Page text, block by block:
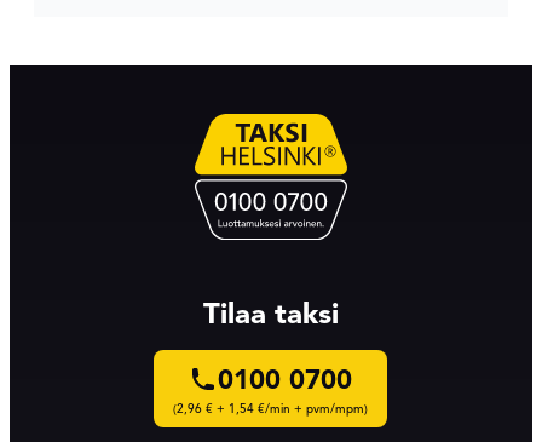
Tilaa taksi
0100 0700
(2,96 € + 1,54 €/min + pvm/mpm)